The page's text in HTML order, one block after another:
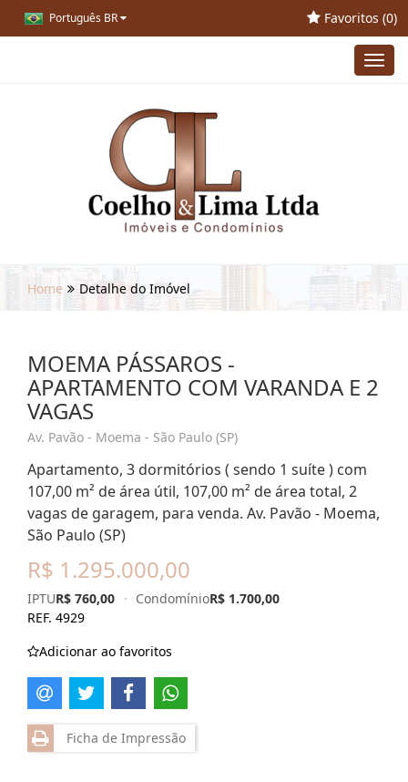
Português BR Favoritos (0)
Home Detalhe do Imóvel
MOEMA PÁSSAROS -
APARTAMENTO COM VARANDA E 2
VAGAS
Av. Pavão - Moema - São Paulo (SP)
Apartamento, 3 dormitórios ( sendo 1 suíte ) com
107,00 m² de área útil, 107,00 m² de área total, 2
vagas de garagem, para venda. Av. Pavão - Moema,
São Paulo (SP)
R$ 1.295.000,00
IPTUR$ 760,00 · CondomínioR$ 1.700,00
REF. 4929
Adicionar ao favoritos
Ficha de Impressão